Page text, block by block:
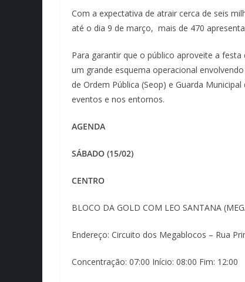
Com a expectativa de atrair cerca de seis
até o dia 9 de março, mais de 470
Para garantir que o público aproveite a
um grande esquema operacional
de Ordem Pública (Seop) e Guarda
eventos e nos entornos.
AGENDA
SÁBADO (15/02)
CENTRO
BLOCO DA GOLD COM LEO SANTANA
Endereço: Circuito dos Megablocos – Rua
Concentração: 07:00 Início: 08:00 Fim: 12:00